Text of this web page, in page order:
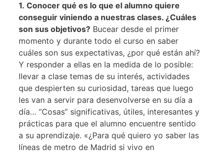
1. Conocer qué es lo que el alumno quiere
conseguir viniendo a nuestras clases. ¿Cuáles
son sus objetivos? Bucear desde el primer
momento y durante todo el curso en saber
cuáles son sus expectativas, ¿por qué están ahí?
Y responder a ellas en la medida de lo posible:
llevar a clase temas de su interés, actividades
que despierten su curiosidad, tareas que luego
les van a servir para desenvolverse en su día a
día… “Cosas” significativas, útiles, interesantes y
prácticas para que el alumno encuentre sentido
a su aprendizaje. «¿Para qué quiero yo saber las
líneas de metro de Madrid si vivo en